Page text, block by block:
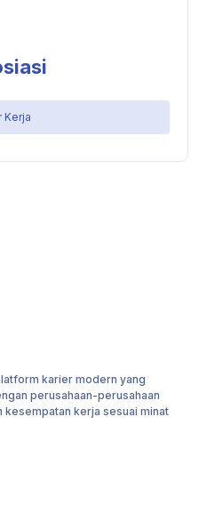
Kerja
karier modern yang
perusahaan-perusahaan
kesempatan kerja sesuai minat